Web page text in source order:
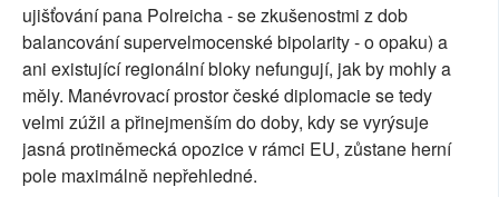
ujišťování pana Polreicha - se zkušenostmi z dob
balancování supervelmocenské bipolarity - o opaku) a
ani existující regionální bloky nefungují, jak by mohly a
měly. Manévrovací prostor české diplomacie se tedy
velmi zúžil a přinejmenším do doby, kdy se vyrýsuje
jasná protiněmecká opozice v rámci EU, zůstane herní
pole maximálně nepřehledné.